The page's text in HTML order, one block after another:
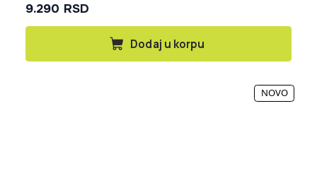
9.290 RSD
Dodaj u korpu
NOVO